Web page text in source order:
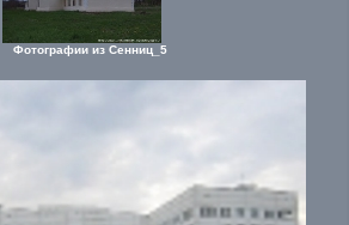
Фотографии из Сенниц_5